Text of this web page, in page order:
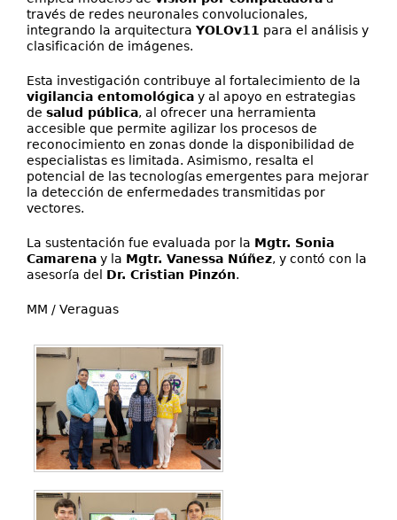
través de redes neuronales convolucionales,
integrando la arquitectura YOLOv11 para el análisis y
clasificación de imágenes.
Esta investigación contribuye al fortalecimiento de la
vigilancia entomológica y al apoyo en estrategias
de salud pública, al ofrecer una herramienta
accesible que permite agilizar los procesos de
reconocimiento en zonas donde la disponibilidad de
especialistas es limitada. Asimismo, resalta el
potencial de las tecnologías emergentes para mejorar
la detección de enfermedades transmitidas por
vectores.
La sustentación fue evaluada por la Mgtr. Sonia
Camarena y la Mgtr. Vanessa Núñez, y contó con la
asesoría del Dr. Cristian Pinzón.
MM / Veraguas